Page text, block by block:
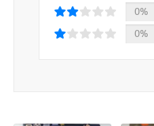
그때의 그 서늘한 감정이
0%
0%